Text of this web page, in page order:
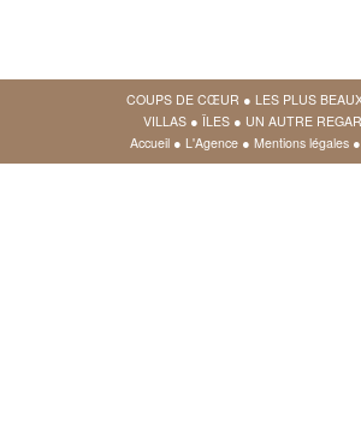
COUPS DE CŒUR ● LES PLUS
VILLAS ● ÎLES ● UN AUTRE
Accueil ● L'Agence ● Mentions légales